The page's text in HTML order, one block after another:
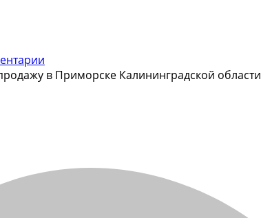
в Приморске Калининградской области